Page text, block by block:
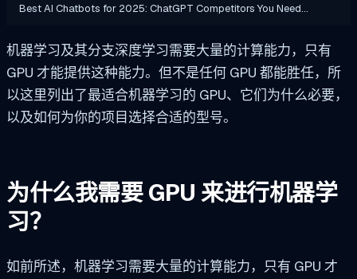
Best AI Chatbots for 2025: ChatGPT Competitors You Need…
机器学习及其分支深度学习需要大量的计算能力，只有
GPU 才能提供这种能力。但不是任何 GPU 都能胜任，所
以这里列出了最适合机器学习的 GPU、它们为什么必要，
以及如何为你的项目选择合适的型号。
为什么我需要 GPU 来进行机器学
习？
如前所述，机器学习需要大量的计算能力，只有 GPU 才